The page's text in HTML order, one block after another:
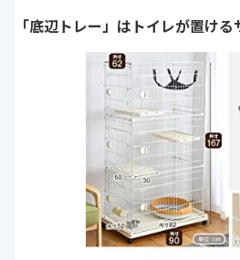
「底辺トレー」はトイレが置け